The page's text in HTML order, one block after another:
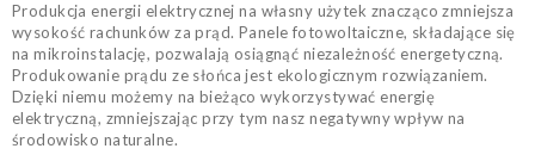
Produkcja energii elektrycznej na własny użytek znacząco zmniejsza
wysokość rachunków za prąd. Panele fotowoltaiczne, składające się
na mikroinstalację, pozwalają osiągnąć niezależność energetyczną.
Produkowanie prądu ze słońca jest ekologicznym rozwiązaniem.
Dzięki niemu możemy na bieżąco wykorzystywać energię
elektryczną, zmniejszając przy tym nasz negatywny wpływ na
środowisko naturalne.